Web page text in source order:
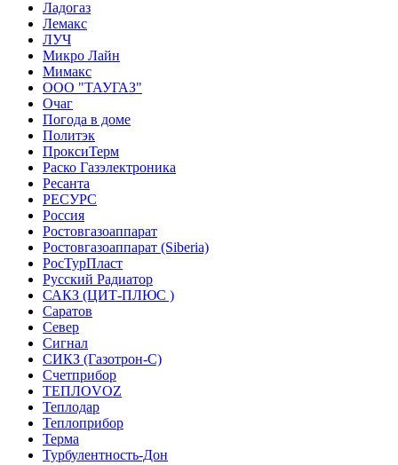
Ладогаз
Лемакс
ЛУЧ
Микро Лайн
Мимакс
ООО "ТАУГАЗ"
Очаг
Погода в доме
Политэк
ПроксиТерм
Раско Газэлектроника
Ресанта
РЕСУРС
Россия
Ростовгазоаппарат
Ростовгазоаппарат (Siberia)
РосТурПласт
Русский Радиатор
САКЗ (ЦИТ-ПЛЮС )
Саратов
Север
Сигнал
СИКЗ (Газотрон-С)
Счетприбор
ТЕПЛОVOZ
Теплодар
Теплоприбор
Терма
Турбулентность-Дон